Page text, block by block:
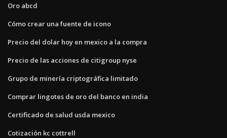
Oro abcd
Cómo crear una fuente de icono
Precio del dolar hoy en mexico a la compra
Precio de las acciones de citigroup nyse
Grupo de minería criptográfica limitado
Comprar lingotes de oro del banco en india
Certificado de salud usda mexico
Cotización kc cottrell